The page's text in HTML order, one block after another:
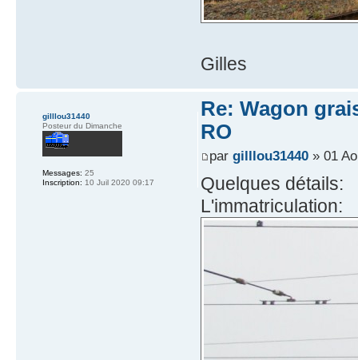
Gilles
Re: Wagon
RO
par gilllou31440» 01
Quelques détails:
L'immatriculation:
gilllou31440
Posteur du Dimanche
Messages: 25
Inscription: 10 Juil 2020 09:17